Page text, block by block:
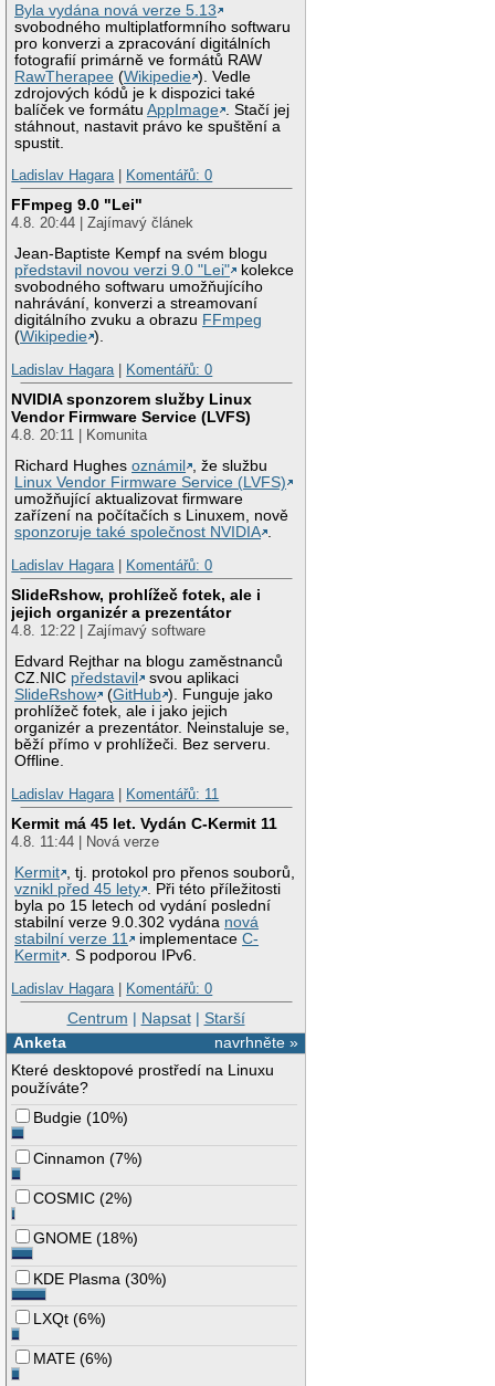
Byla vydána nová verze 5.13
svobodného multiplatformního softwaru
pro konverzi a zpracování digitálních
fotografií primárně ve formátů RAW
RawTherapee (Wikipedie ). Vedle
zdrojových kódů je k dispozici také
balíček ve formátuAppImage
. Stačí jej
stáhnout, nastavit právo ke spuštění a
spustit.
Ladislav Hagara| Komentářů: 0
FFmpeg 9.0 "Lei"
4.8. 20:44 | Zajímavý článek
Jean-Baptiste Kempf na svém blogu
představil novou verzi 9.0 "Lei"
kolekce
svobodného softwaru umožňujícího
nahrávání, konverzi a streamovaní
digitálního zvuku a obrazu FFmpeg
(Wikipedie ).
Ladislav Hagara| Komentářů: 0
NVIDIA sponzorem služby Linux
Vendor Firmware Service (LVFS)
4.8. 20:11 | Komunita
Richard Hughesoznámil
, že službu
Linux Vendor Firmware Service (LVFS)
umožňující aktualizovat firmware
zařízení na počítačích s Linuxem, nově
sponzoruje také společnost NVIDIA .
Ladislav Hagara| Komentářů: 0
SlideRshow, prohlížeč fotek, ale i
jejich organizér a prezentátor
4.8. 12:22 | Zajímavý software
Edvard Rejthar na blogu zaměstnanců
CZ.NIC představil
svou aplikaci
SlideRshow
(GitHub ). Funguje jako
prohlížeč fotek, ale i jako jejich
organizér a prezentátor. Neinstaluje se,
běží přímo v prohlížeči. Bez serveru.
Offline.
Ladislav Hagara| Komentářů: 11
Kermit má 45 let. Vydán C-Kermit 11
4.8. 11:44 | Nová verze
Kermit , tj. protokol pro přenos souborů,
vznikl před 45 lety . Při této příležitosti
byla po 15 letech od vydání poslední
stabilní verze 9.0.302 vydána nová
stabilní verze 11
implementaceC-
Kermit . S podporou IPv6.
Ladislav Hagara| Komentářů: 0
Centrum | Napsat| Starší
navrhněte »
Anketa
Které desktopové prostředí na Linuxu
používáte?
Budgie (10%)
Cinnamon (7%)
COSMIC (2%)
GNOME (18%)
KDE Plasma (30%)
LXQt (6%)
MATE (6%)